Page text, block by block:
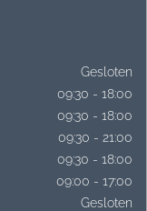
Gesloten
09:30 - 18:00
09:30 - 18:00
09:30 - 21:00
09:30 - 18:00
09:00 - 17:00
Gesloten